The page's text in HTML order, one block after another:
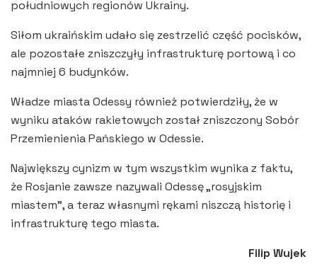
południowych regionów Ukrainy.
Siłom ukraińskim udało się zestrzelić część pocisków,
ale pozostałe zniszczyły infrastrukturę portową i co
najmniej 6 budynków.
Władze miasta Odessy również potwierdziły, że w
wyniku ataków rakietowych został zniszczony Sobór
Przemienienia Pańskiego w Odessie.
Największy cynizm w tym wszystkim wynika z faktu,
że Rosjanie zawsze nazywali Odessę „rosyjskim
miastem”, a teraz własnymi rękami niszczą historię i
infrastrukturę tego miasta.
Filip Wujek